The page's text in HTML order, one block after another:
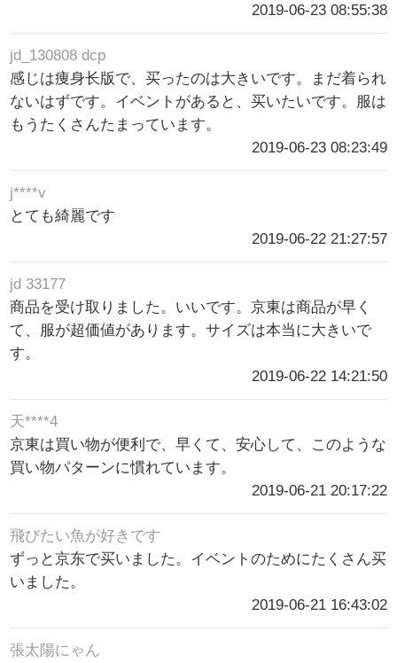
2019-06-23 08:55:38
jd_130808 dcp
感じは痩身长版で、买ったのは大きいです。まだ着られ
ないはずです。イベントがあると、买いたいです。服は
もうたくさんたまっています。
2019-06-23 08:23:49
j****v
とても綺麗です
2019-06-22 21:27:57
jd 33177
商品を受け取りました。いいです。京東は商品が早く
て、服が超価値があります。サイズは本当に大きいで
す。
2019-06-22 14:21:50
天****4
京東は買い物が便利で、早くて、安心して、このような
買い物パターンに慣れています。
2019-06-21 20:17:22
飛びたい魚が好きです
ずっと京东で买いました。イベントのためにたくさん买
いました。
2019-06-21 16:43:02
張太陽にゃん